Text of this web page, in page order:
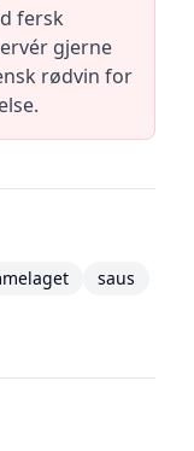
fersk
gjerne
rødvin for
saus